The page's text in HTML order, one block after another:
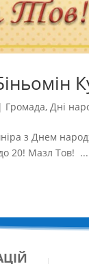
| Громада,Дні
з Днем
20! Мазл Тов! ...